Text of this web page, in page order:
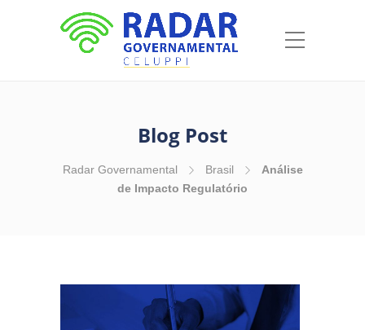
Blog Post
Radar Governamental Brasil
Análise
de Impacto Regulatório